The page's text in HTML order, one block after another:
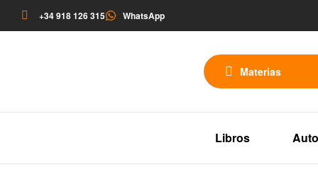
+34 918 126 315 WhatsApp
Materias
Libros